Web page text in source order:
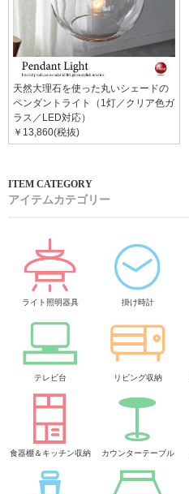
天然大理石を使った丸いシェードの
ペンダントライト（1灯／クリア色ガ
ラス／LED対応）
￥13,860(税抜)
アイテムカテゴリー
ライト照明器具 掛け時計
テレビ台 リビング収納
食器棚＆キッチン収納 カウンターテーブル